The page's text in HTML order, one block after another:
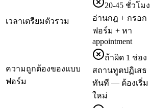
เวลาเตรียมตัวรวม
20-45 ชั่วโมง
อ่านกฎ + กรอก
ฟอร์ม + หา
appointment
ความถูกต้องของแบบ
ฟอร์ม
ถ้าผิด 1 ช่อง
สถานทูตปฏิเสธ
ทันที — ต้องเริ่ม
ใหม่